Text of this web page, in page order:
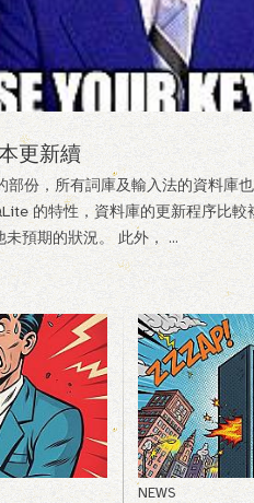
更新續
份，所有詞庫及輸入法的資料庫
的特性，資料庫的更新程序比
預期的狀況。 此外， ...
NEWS